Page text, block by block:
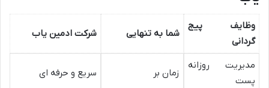
وظایف پیج
گردانی
شما به تنهایی شرکت ادمین یاب
مدیریت روزانه
پست
زمان بر سریع و حرفه ای